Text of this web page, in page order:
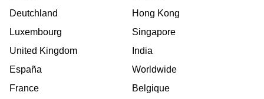
Deutchland
Luxembourg
United Kingdom
España
France
Hong Kong
Singapore
India
Worldwide
Belgique